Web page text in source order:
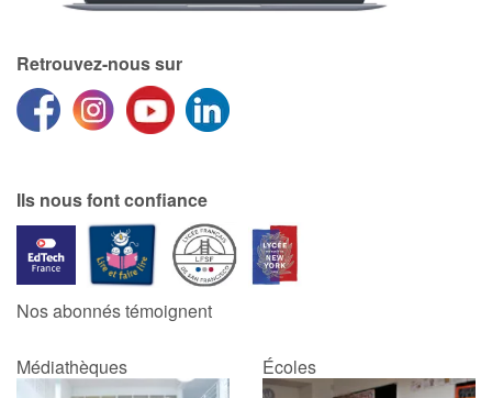
Amour et amitié
Sujets de société
Formats et illustrations
Catalogue anglais
Contraste +
Retrouvez-nous sur
Ils nous font confiance
Nos abonnés témoignent
Médiathèques Écoles